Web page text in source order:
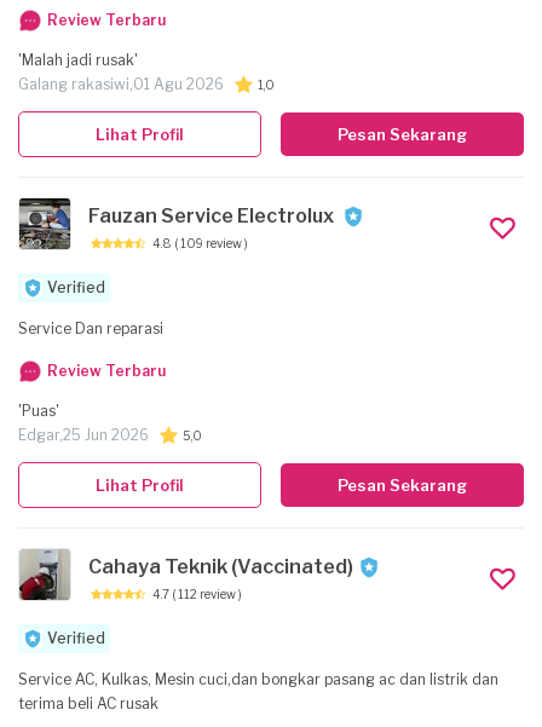
Review Terbaru
'Malah jadi rusak'
Galang rakasiwi,01 Agu 2026 1,0
Pesan Sekarang
Lihat Profil
Fauzan Service Electrolux
4.8 ( 109 review )
Verified
Service Dan reparasi
Review Terbaru
'Puas'
Edgar,25 Jun 2026 5,0
Pesan Sekarang
Lihat Profil
Cahaya Teknik (Vaccinated)
4.7 ( 112 review )
Verified
Service AC, Kulkas, Mesin cuci,dan bongkar pasang ac dan listrik dan
terima beli AC rusak